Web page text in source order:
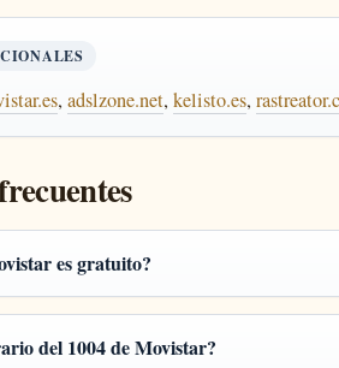
, adslzone.net, kelisto.es,
es gratuito?
del 1004 de Movistar?